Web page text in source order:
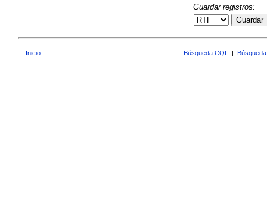
Guardar registros:
Guardar
Inicio Búsqueda CQL